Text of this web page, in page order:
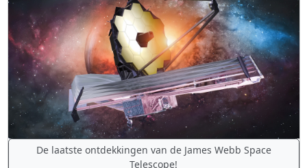
De laatste ontdekkingen van de James Webb Space
Telescope!